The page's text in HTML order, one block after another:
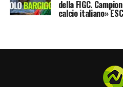
LA PLAYLIST DELLE
della FIGC.
calcio italiano»